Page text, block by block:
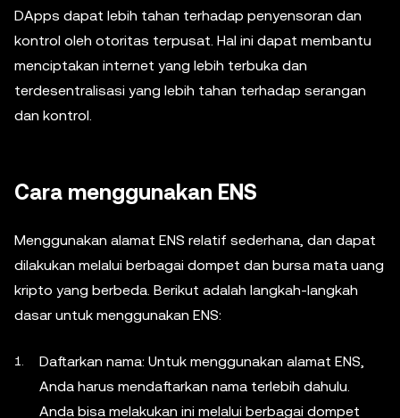
DApps dapat lebih tahan terhadap penyensoran dan
kontrol oleh otoritas terpusat. Hal ini dapat membantu
menciptakan internet yang lebih terbuka dan
terdesentralisasi yang lebih tahan terhadap serangan
dan kontrol.
Cara menggunakan ENS
Menggunakan alamat ENS relatif sederhana, dan dapat
dilakukan melalui berbagai dompet dan bursa mata uang
kripto yang berbeda. Berikut adalah langkah-langkah
dasar untuk menggunakan ENS:
Daftarkan nama: Untuk menggunakan alamat ENS,
Anda harus mendaftarkan nama terlebih dahulu.
Anda bisa melakukan ini melalui berbagai dompet